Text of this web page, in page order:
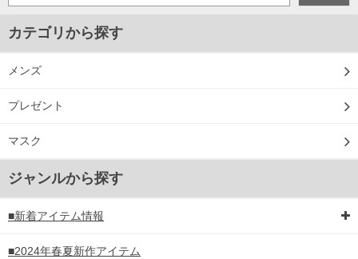
カテゴリから探す
メンズ
プレゼント
マスク
ジャンルから探す
■新着アイテム情報
■2024年春夏新作アイテム